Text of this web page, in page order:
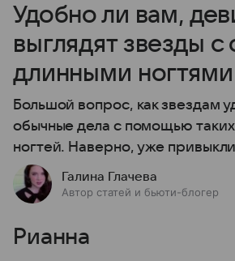
Удобно ли вам,
выглядят звезды с
длинными ногтями
Большой вопрос, как звездам
обычные дела с помощью
ногтей. Наверно, уже
Галина Глачева
Автор статей и бьюти-блогер
Рианна